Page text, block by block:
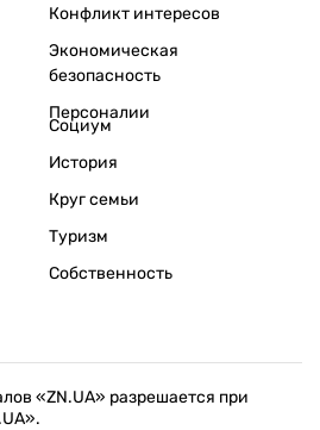
Конфликт интересов
Экономическая
безопасность
Персоналии
Социум
История
Круг семьи
Туризм
Собственность
«ZN.UA» разрешается при